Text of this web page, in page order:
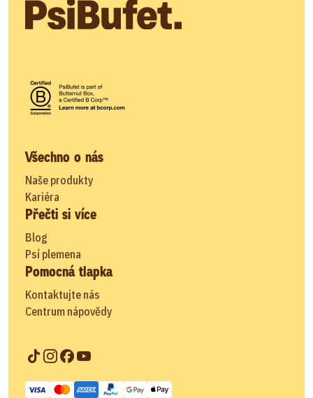
Všechno o nás
Naše produkty
Kariéra
Přečti si více
Blog
Psí plemena
Pomocná tlapka
Kontaktujte nás
Centrum nápovědy